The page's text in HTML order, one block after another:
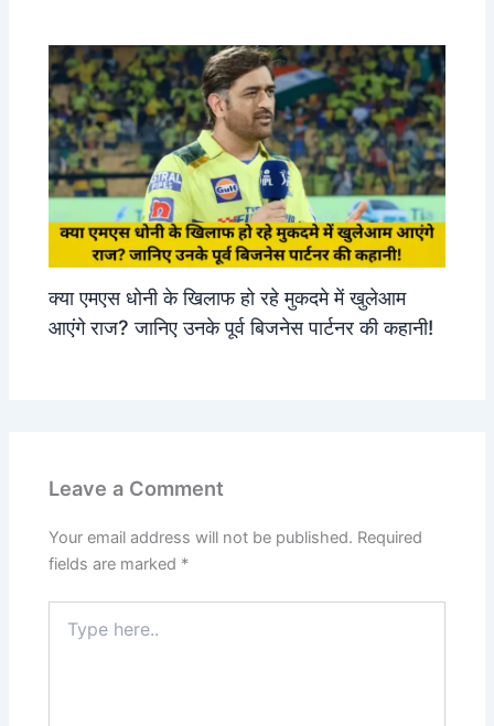
क्या एमएस धोनी के खिलाफ हो रहे मुकदमे में खुलेआम
आएंगे राज? जानिए उनके पूर्व बिजनेस पार्टनर की कहानी!
Leave a Comment
Your email address will not be published. Required
fields are marked *
here..